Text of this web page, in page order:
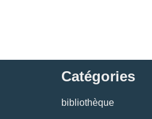
Catégories
bibliothèque